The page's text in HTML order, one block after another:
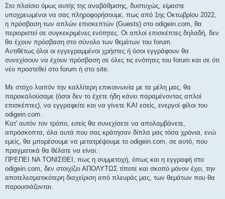
Στο πλαίσιο όμως αυτής της αναβάθμισης, δυστυχώς, είμαστε
υποχρεωμένοι να σας πληροφορήσουμε, πως από 1ης Οκτωβρίου 2022,
η πρόσβαση των απλών επισκεπτών (Guests) στο odigein.com, θα
περιοριστεί σε συγκεκριμένες ενότητες. Οι απλοί επισκέπτες δηλαδή, δεν
θα έχουν πρόσβαση στο σύνολο των θεμάτων του forum.
Αντιθέτως όλοι οι εγγεγραμμένοι χρήστες ή όσοι εγγράφουν θα
συνεχίσουν να έχουν πρόσβαση σε όλες τις ενότητες του forum και σε ότι
νέο προστεθεί στο forum ή στο site.
Mε στόχο λοιπόν την καλλίτερη επικοινωνία με τα μέλη μας, θα
παρακαλούσαμε (όσοι δεν το έχετε ήδη κάνει παραμένοντας απλοί
επισκέπτες), να εγγραφείτε και να γίνετε ΚΑΙ εσείς, ενεργοί φίλοι του
odigein.com.
Κατ' αυτόν τον τρόπο, εσείς θα συνεχίσετε να απολαμβάνετε,
απρόσκοπτα, όλα αυτά που σας κράτησαν δίπλα μας τόσα χρόνια, ενώ
εμείς, θα μπορέσουμε να μετατρέψουμε το odigein.com, σε αυτό, που
πραγματικά θα θέλατε να είναι.
ΠΡΕΠΕΙ ΝΑ ΤΟΝΙΣΘΕΙ, πως η συμμετοχή, όπως και η εγγραφή στο
odigein.com, δεν στοιχίζει ΑΠΟΛΥΤΩΣ τίποτε και σκοπό μόνον έχει, την
αποτελεσματικότερη διαχείριση από πλευράς μας, των θεμάτων που θα
παρουσιάζονται.